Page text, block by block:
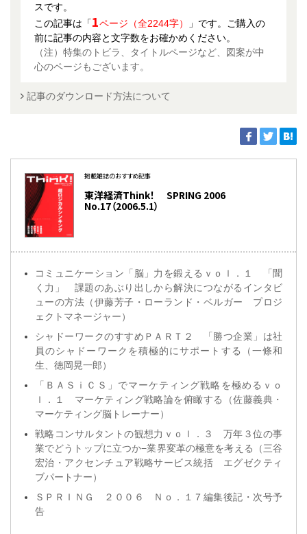
スです。
この記事は「1ページ（全2244字）
」です。ご購入の
前に記事の内容と文字数をお確かめください。
（注）特集のトビラ、タイトルページなど、図案が中
心のページもございます。
記事のダウンロード方法について
掲載雑誌のおすすめ記事
東洋経済Think！ SPRING 2006
No.17（2006.5.1）
コミュニケーション「脳」力を鍛えるｖｏｌ．１ 「聞
く力」 課題のあぶり出しから解決につながるインタビ
ューの方法（伊藤芳子・ローランド・ベルガー プロジ
ェクトマネージャー）
シャドーワークのすすめＰＡＲＴ２ 「勝つ企業」は社
員のシャドーワークを積極的にサポートする（一條和
生、徳岡晃一郎）
「ＢＡＳｉＣＳ」でマーケティング戦略を極めるｖｏ
ｌ．１ マーケティング戦略論を俯瞰する（佐藤義典・
マーケティング脳トレーナー）
戦略コンサルタントの観想力ｖｏｌ．３ 万年３位の事
業でどうトップに立つか−業界変革の極意を考える（三谷
宏治・アクセンチュア戦略サービス統括 エグゼクティ
ブパートナー）
ＳＰＲＩＮＧ ２００６ Ｎｏ．１７編集後記・次号予
告